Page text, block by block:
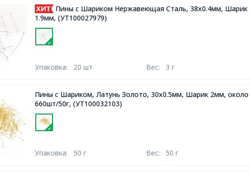
Пины с Шариком Нержавеющая Сталь, 38х0.4мм, Шарик
1.9мм, (УТ100027979)
Упаковка: 20 шт Вес: 3 г
Пины с Шариком, Латунь Золото, 30х0.5мм, Шарик 2мм, около
660шт/50г, (УТ100032103)
Упаковка: 50 г Вес: 50 г